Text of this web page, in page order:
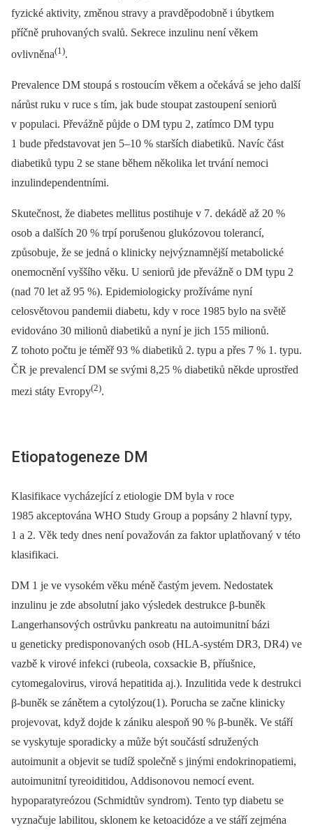
fyzické aktivity, změnou stravy a pravděpodobně i úbytkem
příčně pruhovaných svalů. Sekrece inzulinu není věkem
ovlivněna(1).
Prevalence DM stoupá s rostoucím věkem a očekává se jeho další
nárůst ruku v ruce s tím, jak bude stoupat zastoupení seniorů
v populaci. Převážně půjde o DM typu 2, zatímco DM typu
1 bude představovat jen 5–10 % starších diabetiků. Navíc část
diabetiků typu 2 se stane během několika let trvání nemoci
inzulindependentními.
Skutečnost, že diabetes mellitus postihuje v 7. dekádě až 20 %
osob a dalších 20 % trpí porušenou glukózovou tolerancí,
způsobuje, že se jedná o klinicky nejvýznamnější metabolické
onemocnění vyššího věku. U seniorů jde převážně o DM typu 2
(nad 70 let až 95 %). Epidemiologicky prožíváme nyní
celosvětovou pandemii diabetu, kdy v roce 1985 bylo na světě
evidováno 30 milionů diabetiků a nyní je jich 155 milionů.
Z tohoto počtu je téměř 93 % diabetiků 2. typu a přes 7 % 1. typu.
ČR je prevalencí DM se svými 8,25 % diabetiků někde uprostřed
mezi státy Evropy(2).
Etiopatogeneze DM
Klasifikace vycházející z etiologie DM byla v roce
1985 akceptována WHO Study Group a popsány 2 hlavní typy,
1 a 2. Věk tedy dnes není považován za faktor uplatňovaný v této
klasifikaci.
DM 1 je ve vysokém věku méně častým jevem. Nedostatek
inzulinu je zde absolutní jako výsledek destrukce β-buněk
Langerhansových ostrůvku pankreatu na autoimunitní bázi
u geneticky predisponovaných osob (HLA-systém DR3, DR4) ve
vazbě k virové infekci (rubeola, coxsackie B, příušnice,
cytomegalovirus, virová hepatitida aj.). Inzulitida vede k destrukci
β-buněk se zánětem a cytolýzou(1). Porucha se začne klinicky
projevovat, když dojde k zániku alespoň 90 % β-buněk. Ve stáří
se vyskytuje sporadicky a může být součástí sdružených
autoimunit a objevit se tudíž společně s jinými endokrinopatiemi,
autoimunitní tyreoiditidou, Addisonovou nemocí event.
hypoparatyreózou (Schmidtův syndrom). Tento typ diabetu se
vyznačuje labilitou, sklonem ke ketoacidóze a ve stáří zejména